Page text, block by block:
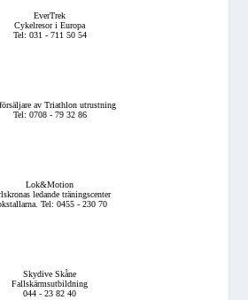
EverTrek
Cykelresor i Europa
Tel: 031 - 711 50 54
av Triathlon utrustning
Tel: 0708 - 79 32 86
Lok&Motion
ledande träningscenter
Tel: 0455 - 230 70
Skydive Skåne
Fallskärmsutbildning
044 - 23 82 40